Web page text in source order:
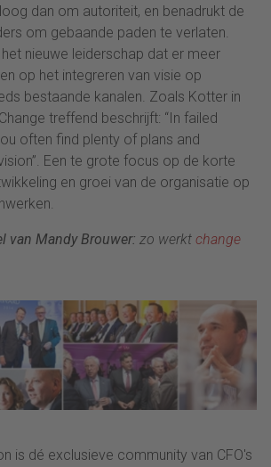
dan om autoriteit, en benadrukt de
om gebaande paden te verlaten.
nieuwe leiderschap dat er meer
op het integreren van visie op
bestaande kanalen. Zoals Kotter in
treffend beschrijft: “In failed
often find plenty of plans and
Een te grote focus op de korte
en groei van de organisatie op
van Mandy Brouwer: zo werkt change
is dé exclusieve community van CFO's